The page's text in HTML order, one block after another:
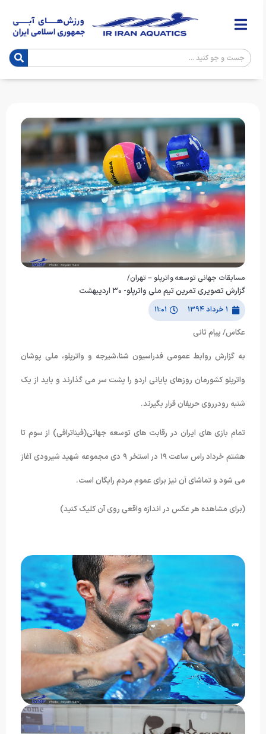
مسابقات جهانی توسعه واترپلو – تهران/
گزارش تصویری تمرین تیم ملی واترپلو- ۳۰ اردیبهشت
۱۱:۰۱
عکاس/ پیام ثانی
به گزارش روابط عمومی فدراسیون شنا،شیرجه و واترپلو، ملی پوشان
واترپلو کشورمان روزهای پایانی اردو را پشت سر می گذارند و باید از یک
شنبه رودرروی حریفان قرار بگیرند.
تمام بازی های ایران در رقابت های توسعه جهانی(فیناترافی) از سوم تا
هشتم خرداد راس ساعت ۱۹ در استخر ۹ دی مجموعه شهید شیرودی آغاز
می شود و تماشای آن نیز برای عموم مردم رایگان است.
(برای مشاهده هر عکس در اندازه واقعی روی آن کلیک کنید)